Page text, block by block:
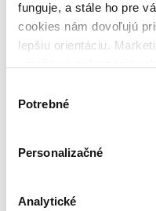
funguje, a stále ho pre
cookies nám dovoľujú
lepšiu orientáciu.
keby sme mohli
súhlasu
Potrebné
Personalizačné
Analytické